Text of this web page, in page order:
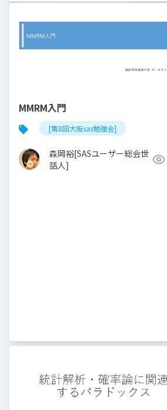
MMRM入門
[第8回大阪sas勉強会]
森岡裕[SASユーザー総会世
話人]